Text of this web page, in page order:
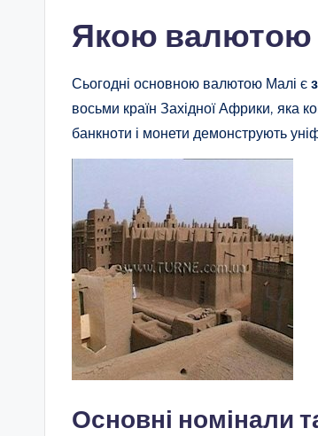
Якою валютою
Сьогодні основною валютою Малі є
восьми країн Західної Африки, яка
банкноти і монети демонструють
Основні номінали